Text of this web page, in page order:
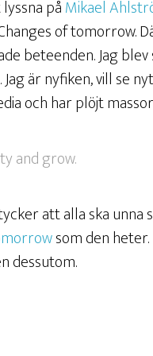
påMikael
of tomorrow.
beteenden. Jag
är nyfiken, vill se
och har plöjt
and grow.
att alla ska
som den
dessutom.